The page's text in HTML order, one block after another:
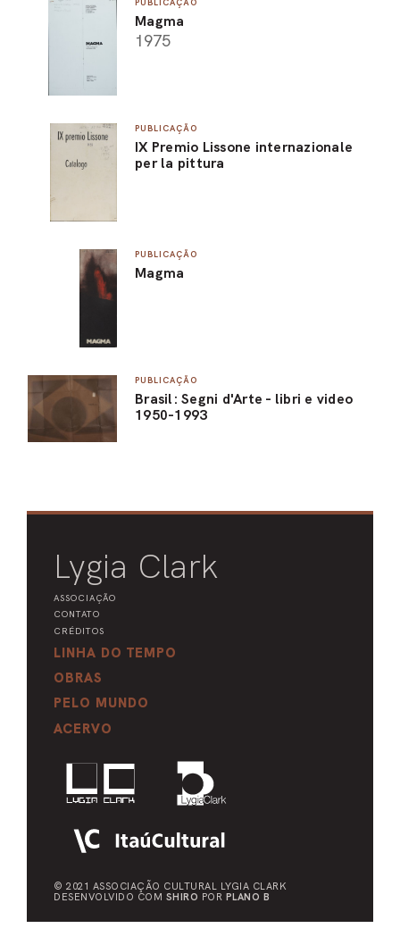
PUBLICAÇÃO
Magma
1975
PUBLICAÇÃO
IX Premio Lissone internazionale
per la pittura
PUBLICAÇÃO
Magma
PUBLICAÇÃO
Brasil: Segni d'Arte - libri e video
1950-1993
Lygia Clark
ASSOCIAÇÃO
CONTATO
CRÉDITOS
LINHA DO TEMPO
OBRAS
PELO MUNDO
ACERVO
© 2021 ASSOCIAÇÃO CULTURAL LYGIA CLARK
DESENVOLVIDO COM SHIRO POR PLANO B